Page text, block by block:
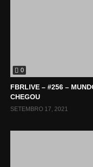
0
FBRLIVE – #256 –
CHEGOU
SETEMBRO 17, 2021